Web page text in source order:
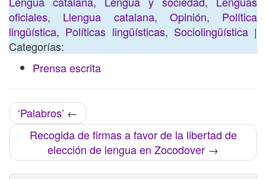
oficiales, Llengua catalana, Opinión, Política
lingüística, Políticas lingüísticas, Sociolingüística|
Categorías:
Prensa escrita
‘Palabros’ ←
Recogida de firmas a favor de la libertad de
elección de lengua en Zocodover →